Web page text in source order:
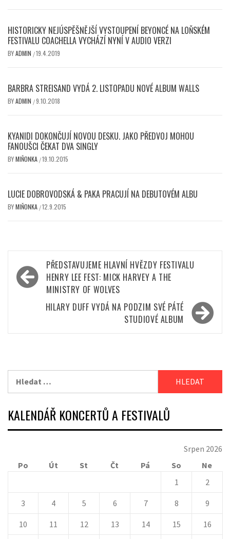
HISTORICKY NEJÚSPĚŠNĚJŠÍ VYSTOUPENÍ BEYONCÉ NA LOŇSKÉM
FESTIVALU COACHELLA VYCHÁZÍ NYNÍ V AUDIO VERZI
BYADMIN /19.4.2019
BARBRA STREISAND VYDÁ 2. LISTOPADU NOVÉ ALBUM WALLS
BYADMIN /9.10.2018
KYANIDI DOKONČUJÍ NOVOU DESKU. JAKO PŘEDVOJ MOHOU
FANOUŠCI ČEKAT DVA SINGLY
BYMIŇONKA /19.10.2015
LUCIE DOBROVODSKÁ & PAKA PRACUJÍ NA DEBUTOVÉM ALBU
BYMIŇONKA /12.9.2015
Navigace
pro
příspěvek
PŘEDSTAVUJEME HLAVNÍ HVĚZDY FESTIVALU
HENRY LEE FEST: MICK HARVEY A THE
MINISTRY OF WOLVES
HILARY DUFF VYDÁ NA PODZIM SVÉ PÁTÉ
STUDIOVÉ ALBUM
KALENDÁŘ KONCERTŮ A FESTIVALŮ
Srpen 2026
Po
Út St Čt Pá So
Ne
1
2
3 4 5 6 7 8 9
10 11 12 13 14 15 16